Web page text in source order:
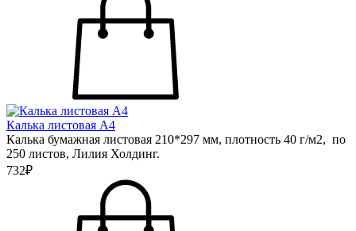
Калька листовая А4
Калька бумажная листовая 210*297 мм, плотность 40 г/м2, по
250 листов, Лилия Холдинг.
732₽